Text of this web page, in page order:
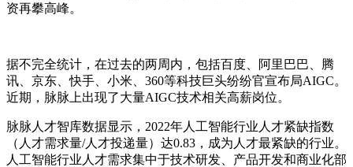
资再攀高峰。
据不完全统计，在过去的两周内，包括百度、阿里巴巴、腾
讯、京东、快手、小米、360等科技巨头纷纷官宣布局AIGC。
近期，脉脉上出现了大量AIGC技术相关高薪岗位。
脉脉人才智库数据显示，2022年人工智能行业人才紧缺指数
（人才需求量/⼈才投递量）达0.83，成为人才最紧缺的行业。
人工智能行业人才需求集中于技术研发、产品开发和商业化部